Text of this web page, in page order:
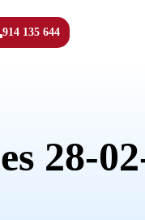
914 135 644
28-